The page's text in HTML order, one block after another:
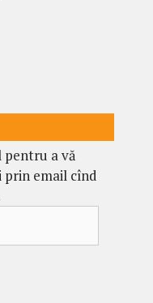
pentru a vă
prin email cînd